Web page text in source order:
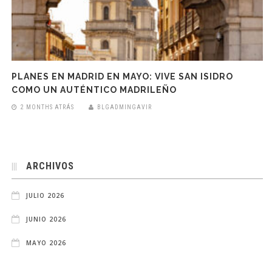
PLANES EN MADRID EN MAYO: VIVE SAN ISIDRO
COMO UN AUTÉNTICO MADRILEÑO
2 MONTHS ATRÁS BLGADMINGAVIR
ARCHIVOS
JULIO 2026
JUNIO 2026
MAYO 2026